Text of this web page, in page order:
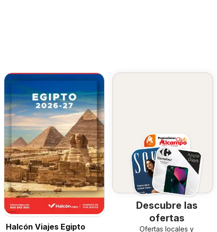
Halcón Viajes Egipto
Descubre las
ofertas
Ofertas locales y